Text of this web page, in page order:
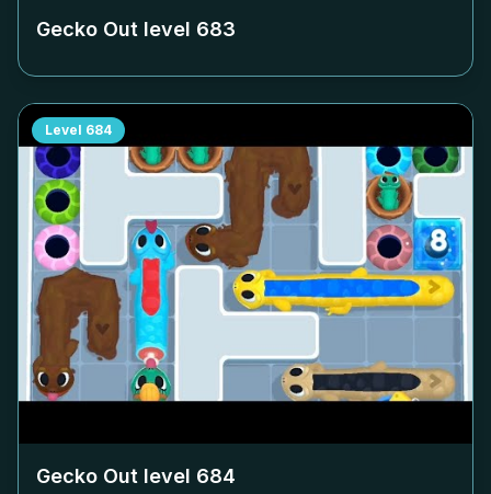
Gecko Out level 683
Level 684
Gecko Out level 684